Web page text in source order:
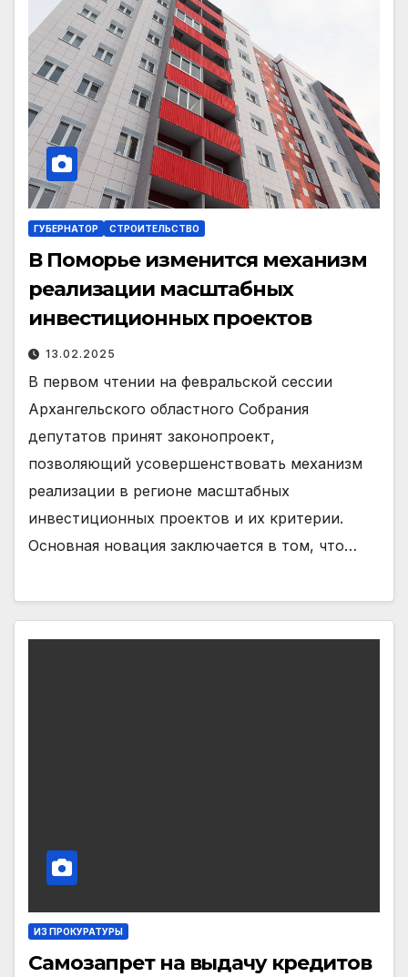
ГУБЕРНАТОР СТРОИТЕЛЬСТВО
В Поморье изменится механизм
реализации масштабных
инвестиционных проектов
13.02.2025
В первом чтении на февральской сессии
Архангельского областного Собрания
депутатов принят законопроект,
позволяющий усовершенствовать механизм
реализации в регионе масштабных
инвестиционных проектов и их критерии.
Основная новация заключается в том, что…
ИЗ ПРОКУРАТУРЫ
Самозапрет на выдачу кредитов